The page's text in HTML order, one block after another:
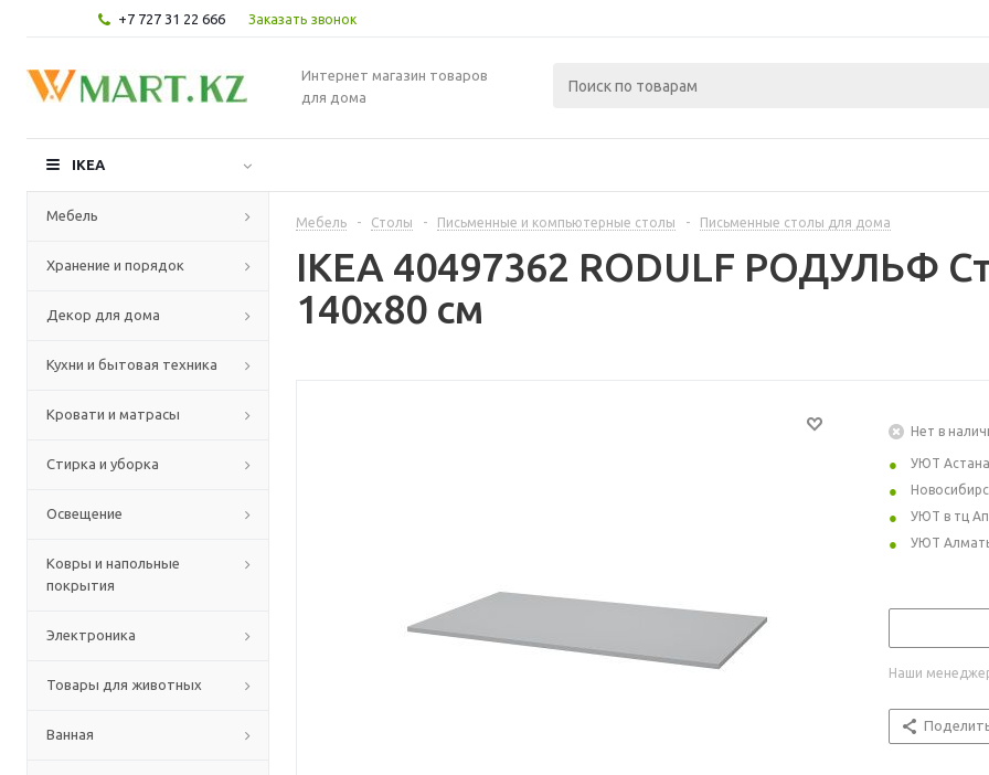
+7 727 31 22 666 Заказать звонок
Интернет магазин товаров
для дома
IKEA
Мебель
Хранение и порядок
Декор для дома
Кухни и бытовая техника
Кровати и матрасы
Стирка и уборка
Освещение
Ковры и напольные
покрытия
Электроника
Товары для животных
Ванная
Мебель - Столы - Письменные и компьютерные столы - Письменные столы для дома
IKEA 40497362 RODULF РОДУЛЬФ
140x80 см
Нет в
УЮТ Астана
УЮТ в тц
УЮТ
Наши